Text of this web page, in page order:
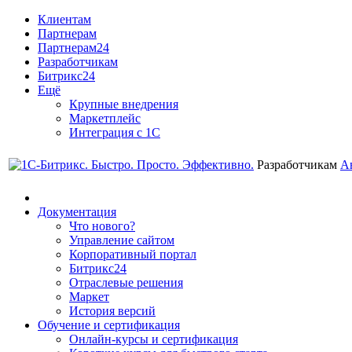
Клиентам
Партнерам
Партнерам24
Разработчикам
Битрикс24
Ещё
Крупные внедрения
Маркетплейс
Интеграция с 1С
Разработчикам
Документация
Что нового?
Управление сайтом
Корпоративный портал
Битрикс24
Отраслевые решения
Маркет
История версий
Обучение и сертификация
Онлайн-курсы и сертификация